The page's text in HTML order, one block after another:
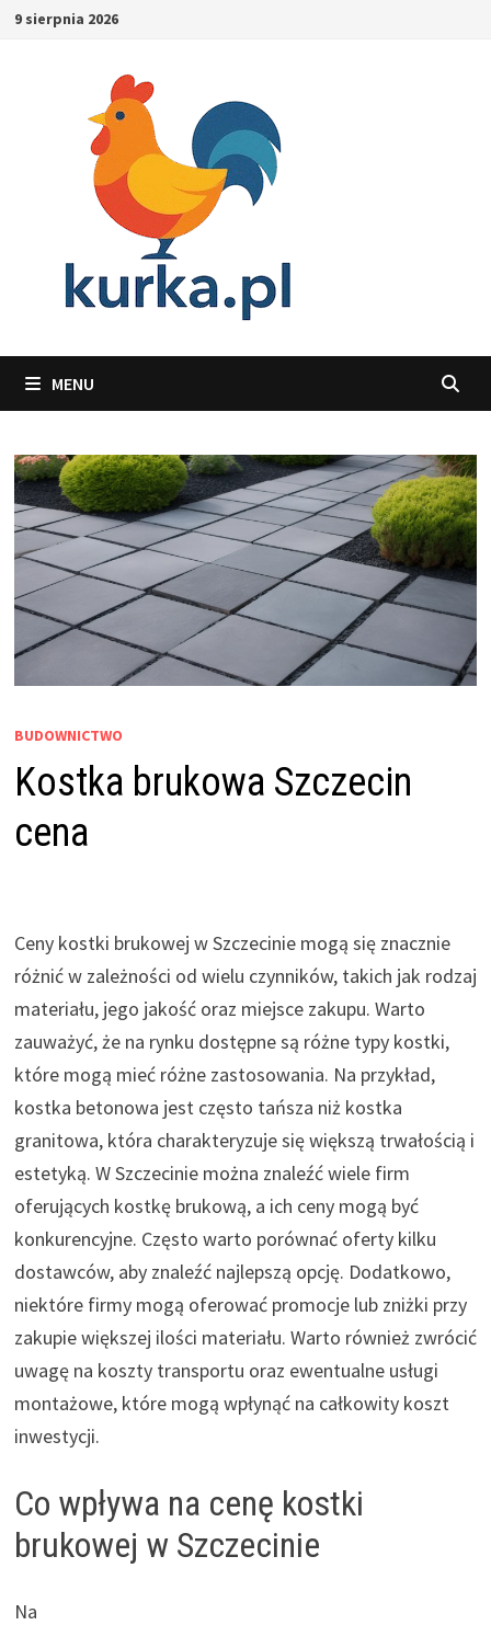
Skip9 sierpnia 2026
MENU
BUDOWNICTWO
Kostka brukowa Szczecin
cena
Ceny kostki brukowej w Szczecinie mogą się znacznie
różnić w zależności od wielu czynników, takich jak rodzaj
materiału, jego jakość oraz miejsce zakupu. Warto
zauważyć, że na rynku dostępne są różne typy kostki,
które mogą mieć różne zastosowania. Na przykład,
kostka betonowa jest często tańsza niż kostka
granitowa, która charakteryzuje się większą trwałością i
estetyką. W Szczecinie można znaleźć wiele firm
oferujących kostkę brukową, a ich ceny mogą być
konkurencyjne. Często warto porównać oferty kilku
dostawców, aby znaleźć najlepszą opcję. Dodatkowo,
niektóre firmy mogą oferować promocje lub zniżki przy
zakupie większej ilości materiału. Warto również zwrócić
uwagę na koszty transportu oraz ewentualne usługi
montażowe, które mogą wpłynąć na całkowity koszt
inwestycji.
Co wpływa na cenę kostki
brukowej w Szczecinie
Na